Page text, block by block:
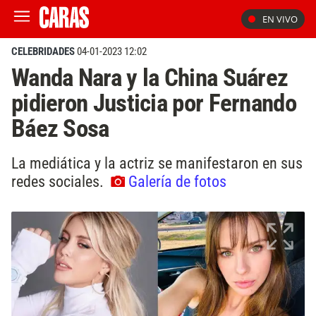
EN VIVO
CELEBRIDADES04-01-2023 12:02
Wanda Nara y la China Suárez
pidieron Justicia por Fernando
Báez Sosa
La mediática y la actriz se manifestaron en sus
redes sociales.
Galería de fotos